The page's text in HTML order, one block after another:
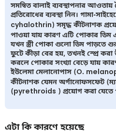
সমন্বিত বালাই ব্যবস্থাপনার আওতায়
প্রতিরোধের ব্যবস্থা নিন। গামা-
cyhalothrin) সমৃদ্ধ কীটনাশক
পাওয়া যায় কারণ এটি পোকার ডিম
যখন স্ত্রী পোকা গুলো ডিম পাড়তে
ফুটে কীড়া বের হয়, তখনই স্প্রে করা
করলে পোকার সংখ্যা বেড়ে যায়
ইউলেমা মেলানোপাস (O.
কীটনাশক যেমন অর্গানোফসফেট
(pyrethroids ) প্রয়োগ করা যেতে
এটা কি কারণে হয়েছে